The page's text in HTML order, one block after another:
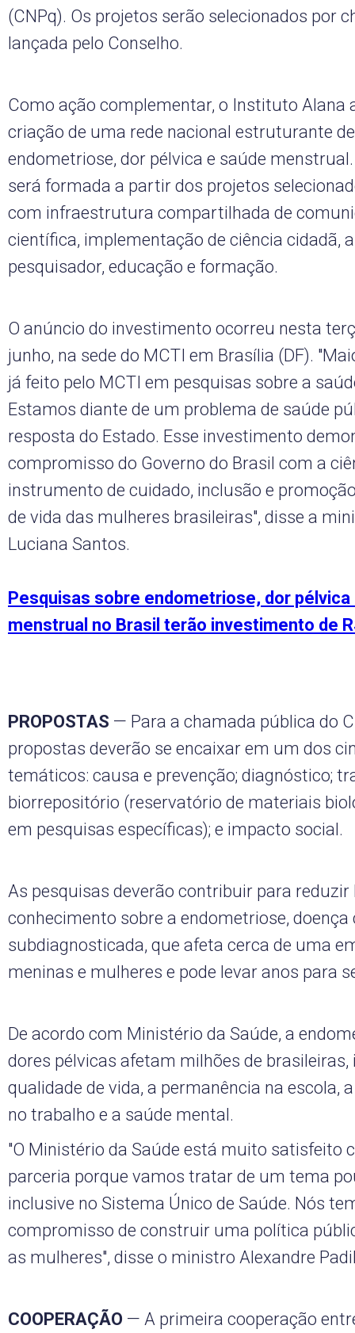
(CNPq). Os projetos serão selecionados por
lançada pelo Conselho.
Como ação complementar, o Instituto Alana
criação de uma rede nacional estruturante
endometriose, dor pélvica e saúde
será formada a partir dos projetos
com infraestrutura compartilhada de
científica, implementação de ciência cidadã,
pesquisador, educação e formação.
O anúncio do investimento ocorreu nesta
junho, na sede do MCTI em Brasília (DF).
já feito pelo MCTI em pesquisas sobre a
Estamos diante de um problema de saúde
resposta do Estado. Esse investimento
compromisso do Governo do Brasil com a
instrumento de cuidado, inclusão e
de vida das mulheres brasileiras", disse a
Luciana Santos.
Pesquisas sobre endometriose, dor pélvica
menstrual no Brasil terão investimento de
PROPOSTAS — Para a chamada pública do
propostas deverão se encaixar em um dos
temáticos: causa e prevenção; diagnóstico;
biorrepositório (reservatório de materiais
em pesquisas específicas); e impacto social.
As pesquisas deverão contribuir para reduzir
conhecimento sobre a endometriose, doença
subdiagnosticada, que afeta cerca de uma
meninas e mulheres e pode levar anos para
De acordo com Ministério da Saúde, a
dores pélvicas afetam milhões de
qualidade de vida, a permanência na escola,
no trabalho e a saúde mental.
"O Ministério da Saúde está muito satisfeito
parceria porque vamos tratar de um tema
inclusive no Sistema Único de Saúde. Nós
compromisso de construir uma política
as mulheres", disse o ministro Alexandre
COOPERAÇÃO — A primeira cooperação